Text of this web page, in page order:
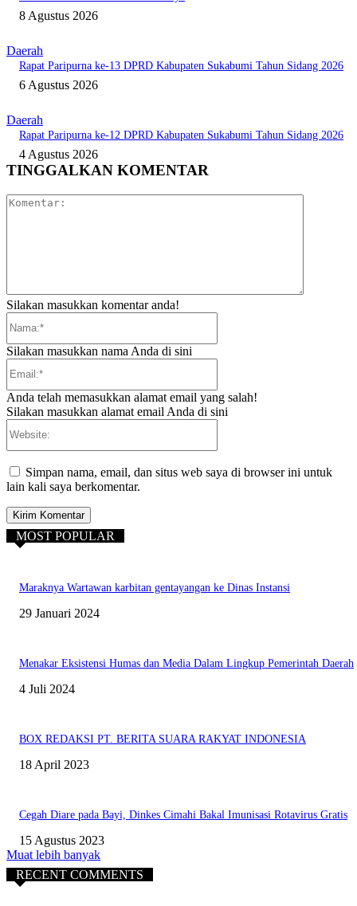
8 Agustus 2026
Daerah
Rapat Paripurna ke-13 DPRD Kabupaten Sukabumi Tahun Sidang 2026
6 Agustus 2026
Daerah
Rapat Paripurna ke-12 DPRD Kabupaten Sukabumi Tahun Sidang 2026
4 Agustus 2026
TINGGALKAN KOMENTAR
Silakan masukkan komentar anda!
Silakan masukkan nama Anda di sini
Anda telah memasukkan alamat email yang salah!
Silakan masukkan alamat email Anda di sini
Simpan nama, email, dan situs web saya di browser ini untuk
lain kali saya berkomentar.
MOST POPULAR
Maraknya Wartawan karbitan gentayangan ke Dinas Instansi
29 Januari 2024
Menakar Eksistensi Humas dan Media Dalam Lingkup Pemerintah Daerah
4 Juli 2024
BOX REDAKSI PT. BERITA SUARA RAKYAT INDONESIA
18 April 2023
Cegah Diare pada Bayi, Dinkes Cimahi Bakal Imunisasi Rotavirus Gratis
15 Agustus 2023
Muat lebih banyak
RECENT COMMENTS